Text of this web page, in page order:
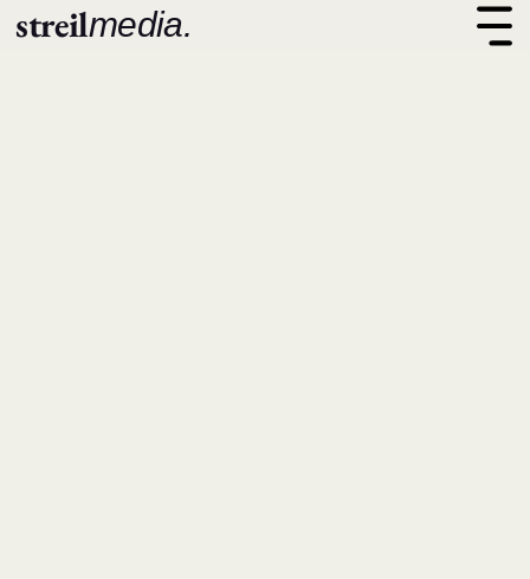
streilmedia.